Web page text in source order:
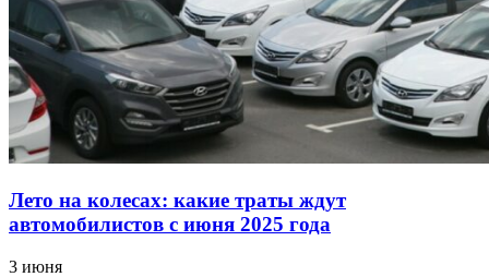
Лето на колесах: какие траты ждут
автомобилистов с июня 2025 года
3 июня